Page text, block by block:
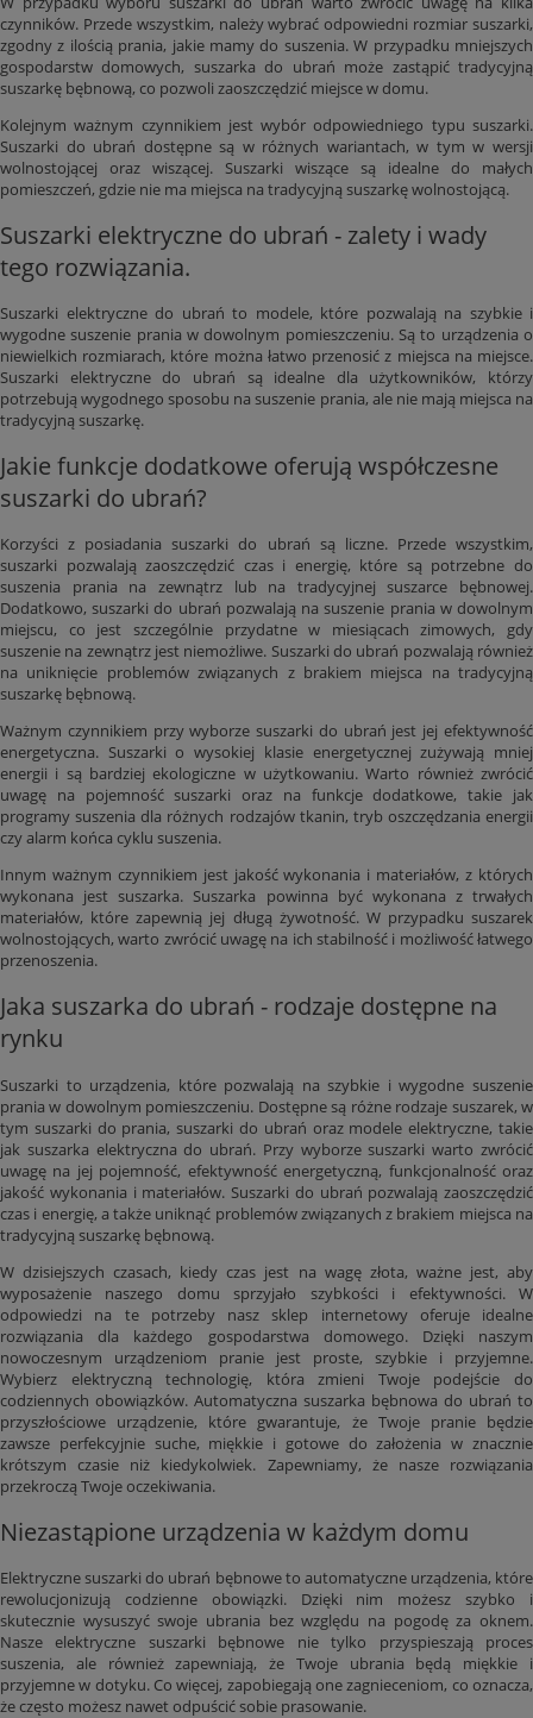
czynników. Przede wszystkim, należy wybrać odpowiedni rozmiar suszarki,
zgodny z ilością prania, jakie mamy do suszenia. W przypadku mniejszych
gospodarstw domowych, suszarka do ubrań może zastąpić tradycyjną
suszarkę bębnową, co pozwoli zaoszczędzić miejsce w domu.
Kolejnym ważnym czynnikiem jest wybór odpowiedniego typu suszarki.
Suszarki do ubrań dostępne są w różnych wariantach, w tym w wersji
wolnostojącej oraz wiszącej. Suszarki wiszące są idealne do małych
pomieszczeń, gdzie nie ma miejsca na tradycyjną suszarkę wolnostojącą.
Suszarki elektryczne do ubrań - zalety i wady
tego rozwiązania.
Suszarki elektryczne do ubrań to modele, które pozwalają na szybkie i
wygodne suszenie prania w dowolnym pomieszczeniu. Są to urządzenia o
niewielkich rozmiarach, które można łatwo przenosić z miejsca na miejsce.
Suszarki elektryczne do ubrań są idealne dla użytkowników, którzy
potrzebują wygodnego sposobu na suszenie prania, ale nie mają miejsca na
tradycyjną suszarkę.
Jakie funkcje dodatkowe oferują współczesne
suszarki do ubrań?
Korzyści z posiadania suszarki do ubrań są liczne. Przede wszystkim,
suszarki pozwalają zaoszczędzić czas i energię, które są potrzebne do
suszenia prania na zewnątrz lub na tradycyjnej suszarce bębnowej.
Dodatkowo, suszarki do ubrań pozwalają na suszenie prania w dowolnym
miejscu, co jest szczególnie przydatne w miesiącach zimowych, gdy
suszenie na zewnątrz jest niemożliwe. Suszarki do ubrań pozwalają również
na uniknięcie problemów związanych z brakiem miejsca na tradycyjną
suszarkę bębnową.
Ważnym czynnikiem przy wyborze suszarki do ubrań jest jej efektywność
energetyczna. Suszarki o wysokiej klasie energetycznej zużywają mniej
energii i są bardziej ekologiczne w użytkowaniu. Warto również zwrócić
uwagę na pojemność suszarki oraz na funkcje dodatkowe, takie jak
programy suszenia dla różnych rodzajów tkanin, tryb oszczędzania energii
czy alarm końca cyklu suszenia.
Innym ważnym czynnikiem jest jakość wykonania i materiałów, z których
wykonana jest suszarka. Suszarka powinna być wykonana z trwałych
materiałów, które zapewnią jej długą żywotność. W przypadku suszarek
wolnostojących, warto zwrócić uwagę na ich stabilność i możliwość łatwego
przenoszenia.
Jaka suszarka do ubrań - rodzaje dostępne na
rynku
Suszarki to urządzenia, które pozwalają na szybkie i wygodne suszenie
prania w dowolnym pomieszczeniu. Dostępne są różne rodzaje suszarek, w
tym suszarki do prania, suszarki do ubrań oraz modele elektryczne, takie
jak suszarka elektryczna do ubrań. Przy wyborze suszarki warto zwrócić
uwagę na jej pojemność, efektywność energetyczną, funkcjonalność oraz
jakość wykonania i materiałów. Suszarki do ubrań pozwalają zaoszczędzić
czas i energię, a także uniknąć problemów związanych z brakiem miejsca na
tradycyjną suszarkę bębnową.
W dzisiejszych czasach, kiedy czas jest na wagę złota, ważne jest, aby
wyposażenie naszego domu sprzyjało szybkości i efektywności. W
odpowiedzi na te potrzeby nasz sklep internetowy oferuje idealne
rozwiązania dla każdego gospodarstwa domowego. Dzięki naszym
nowoczesnym urządzeniom pranie jest proste, szybkie i przyjemne.
Wybierz elektryczną technologię, która zmieni Twoje podejście do
codziennych obowiązków. Automatyczna suszarka bębnowa do ubrań to
przyszłościowe urządzenie, które gwarantuje, że Twoje pranie będzie
zawsze perfekcyjnie suche, miękkie i gotowe do założenia w znacznie
krótszym czasie niż kiedykolwiek. Zapewniamy, że nasze rozwiązania
przekroczą Twoje oczekiwania.
Niezastąpione urządzenia w każdym domu
Elektryczne suszarki do ubrań bębnowe to automatyczne urządzenia, które
rewolucjonizują codzienne obowiązki. Dzięki nim możesz szybko i
skutecznie wysuszyć swoje ubrania bez względu na pogodę za oknem.
Nasze elektryczne suszarki bębnowe nie tylko przyspieszają proces
suszenia, ale również zapewniają, że Twoje ubrania będą miękkie i
przyjemne w dotyku. Co więcej, zapobiegają one zagnieceniom, co oznacza,
że często możesz nawet odpuścić sobie prasowanie.